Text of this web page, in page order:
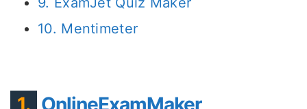
10. Mentimeter
1. OnlineExamMaker